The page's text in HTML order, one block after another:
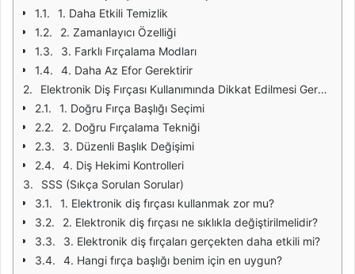
1. Daha Etkili Temizlik
2. Zamanlayıcı Özelliği
3. Farklı Fırçalama Modları
4. Daha Az Efor Gerektirir
Elektronik Diş Fırçası Kullanımında Dikkat Edilmesi Gerekenler
1. Doğru Fırça Başlığı Seçimi
2. Doğru Fırçalama Tekniği
3. Düzenli Başlık Değişimi
4. Diş Hekimi Kontrolleri
SSS (Sıkça Sorulan Sorular)
1. Elektronik diş fırçası kullanmak zor mu?
2. Elektronik diş fırçası ne sıklıkla değiştirilmelidir?
3. Elektronik diş fırçaları gerçekten daha etkili mi?
4. Hangi fırça başlığı benim için en uygun?